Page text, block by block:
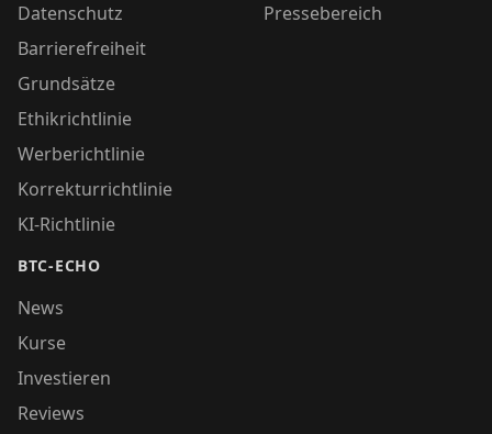
Datenschutz
Barrierefreiheit
Grundsätze
Ethikrichtlinie
Werberichtlinie
Korrekturrichtlinie
KI-Richtlinie
BTC-ECHO
News
Kurse
Investieren
Reviews
Pressebereich